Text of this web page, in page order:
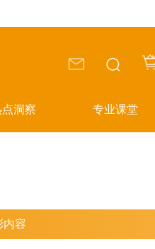
洞察 专业课堂
内容